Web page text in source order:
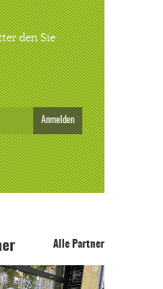
den Sie
Anmelden
Alle Partner